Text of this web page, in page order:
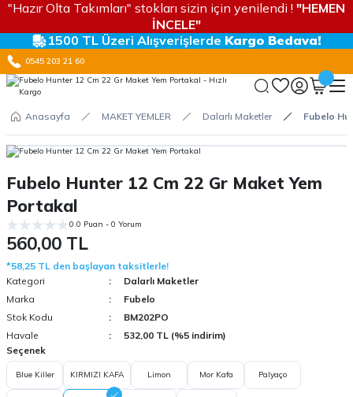
"Hazır Olta Takımları" stokları sizin için yenilendi ! "HEMEN
İNCELE"
1500 TL Üzeri Alışverişlerde Kargo Bedava!
0545 203 21 60
Anasayfa MAKET YEMLER Dalarlı Maketler Fubelo
Fubelo Hunter 12 Cm 22 Gr Maket Yem
Portakal
0.0 Puan - 0 Yorum
560,00 TL
*58,25 TL den başlayan taksitlerle!
Kategori
Dalarlı Maketler
Marka
Fubelo
Stok Kodu
BM202PO
Havale
532,00 TL (%5 indirim)
Seçenek
Blue Killer KIRMIZI KAFA Limon Mor Kafa Palyaço